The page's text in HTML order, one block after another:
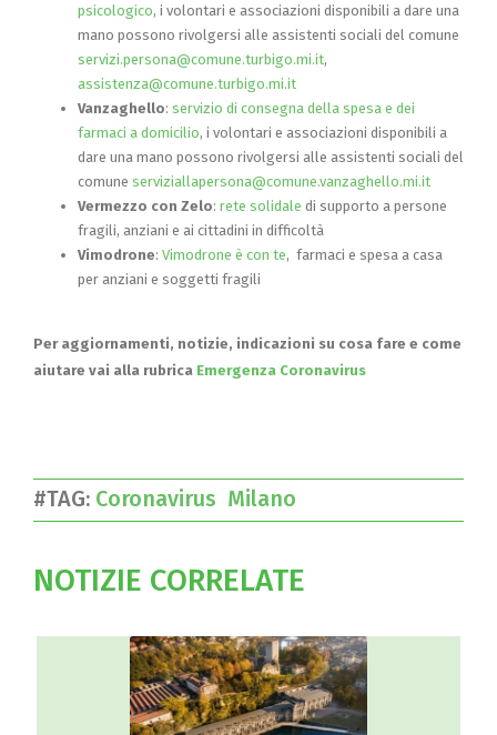
psicologico, i volontari e associazioni disponibili a dare una
mano possono rivolgersi alle assistenti sociali del comune
servizi.persona@comune.turbigo.mi.it,
assistenza@comune.turbigo.mi.it
Vanzaghello: servizio di consegna della spesa e dei
farmaci a domicilio, i volontari e associazioni disponibili a
dare una mano possono rivolgersi alle assistenti sociali del
comune serviziallapersona@comune.vanzaghello.mi.it
Vermezzo con Zelo: rete solidale di supporto a persone
fragili, anziani e ai cittadini in difficoltà
Vimodrone: Vimodrone è con te, farmaci e spesa a casa
per anziani e soggetti fragili
Per aggiornamenti, notizie, indicazioni su cosa fare e come
aiutare vai alla rubrica Emergenza Coronavirus
#TAG: Coronavirus Milano
NOTIZIE CORRELATE